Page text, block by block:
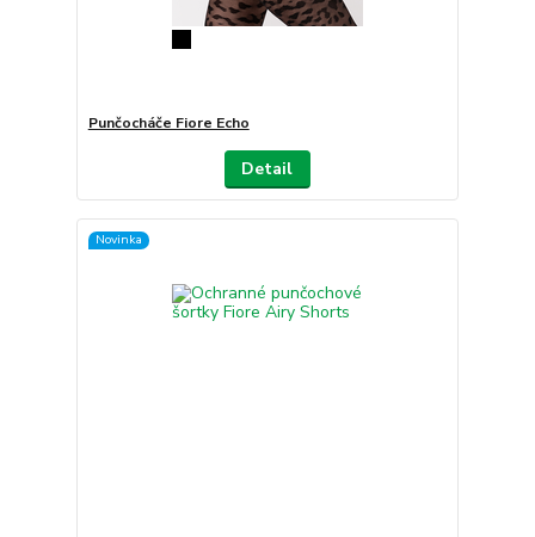
Punčocháče Fiore Echo
Detail
Novinka